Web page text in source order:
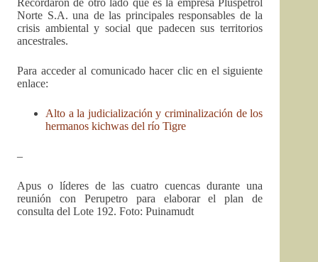
Recordaron de otro lado que es la empresa Pluspetrol
Norte S.A. una de las principales responsables de la
crisis ambiental y social que padecen sus territorios
ancestrales.
Para acceder al comunicado hacer clic en el siguiente
enlace:
Alto a la judicialización y criminalización de los
hermanos kichwas del río Tigre
–
Apus o líderes de las cuatro cuencas durante una
reunión con Perupetro para elaborar el plan de
consulta del Lote 192. Foto: Puinamudt